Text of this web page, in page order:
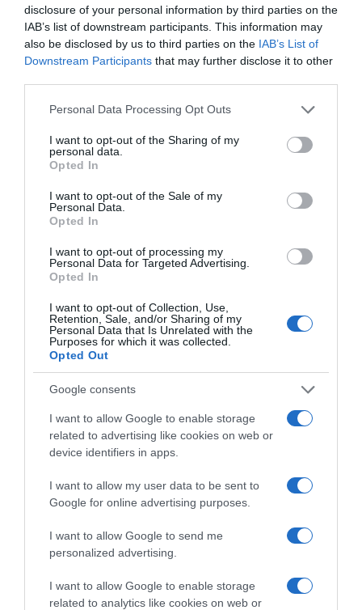
disclosure of your personal information by third parties on the
IAB’s list of downstream participants. This information may
also be disclosed by us to third parties on the IAB’s List of
Downstream Participants that may further disclose it to other
Please note that this website/app uses one or more Google
not limited to your visit or usage behaviour. You may click to
grant or deny consent to Google and its third-party tags to
use your data for below specified purposes in below Google
consent section.
Personal Data Processing Opt Outs
I want to opt-out of the Sharing of my
personal data.
Opted In
I want to opt-out of the Sale of my
Personal Data.
Opted In
I want to opt-out of processing my
Personal Data for Targeted Advertising.
Opted In
I want to opt-out of Collection, Use,
Retention, Sale, and/or Sharing of my
Personal Data that Is Unrelated with the
Purposes for which it was collected.
Opted Out
Google consents
I want to allow Google to enable storage
related to advertising like cookies on web or
device identifiers in apps.
I want to allow my user data to be sent to
Google for online advertising purposes.
I want to allow Google to send me
personalized advertising.
I want to allow Google to enable storage
related to analytics like cookies on web or
MEDIA